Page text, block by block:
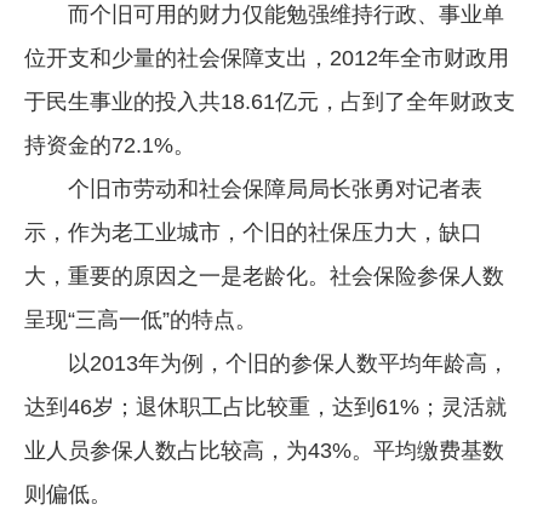
而个旧可用的财力仅能勉强维持行政、事业单
位开支和少量的社会保障支出，2012年全市财政用
于民生事业的投入共18.61亿元，占到了全年财政支
持资金的72.1%。
个旧市劳动和社会保障局局长张勇对记者表
示，作为老工业城市，个旧的社保压力大，缺口
大，重要的原因之一是老龄化。社会保险参保人数
呈现“三高一低”的特点。
以2013年为例，个旧的参保人数平均年龄高，
达到46岁；退休职工占比较重，达到61%；灵活就
业人员参保人数占比较高，为43%。平均缴费基数
则偏低。